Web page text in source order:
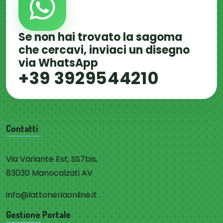
Se non hai trovato la sagoma
che cercavi, inviaci un disegno
via WhatsApp
+39 3929544210
Contatti
Via Variante Est, SS7bis,
83030 Manocalzati AV
info@lattoneriaonline.it
Gestione Portale